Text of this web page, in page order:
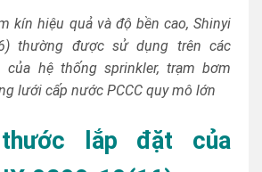
kín hiệu quả và độ bền cao, Shinyi
thường được sử dụng trên các
của hệ thống sprinkler, trạm bơm
lưới cấp nước PCCC quy mô lớn
lắp đặt của